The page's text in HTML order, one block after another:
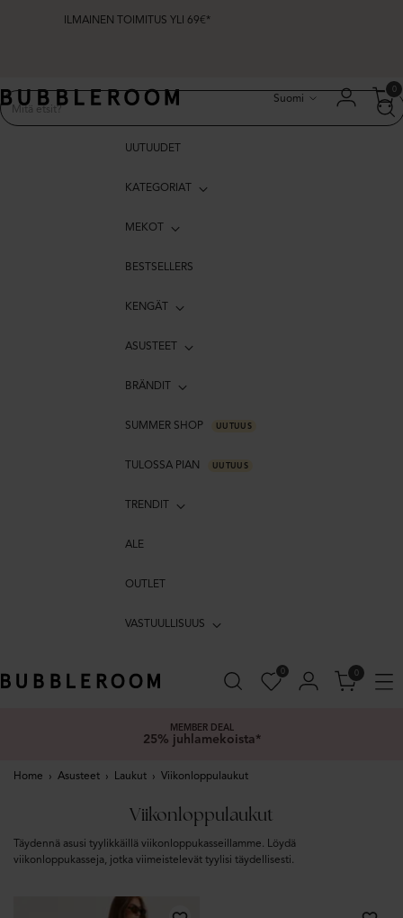
ILMAINEN TOIMITUS YLI 69€*
Suomi
0
UUTUUDET
KATEGORIAT
MEKOT
BESTSELLERS
KENGÄT
ASUSTEET
BRÄNDIT
SUMMER SHOP UUTUUS
TULOSSA PIAN UUTUUS
TRENDIT
ALE
OUTLET
VASTUULLISUUS
0 0
MEMBER DEAL
25% juhlamekoista*
Home › Asusteet › Laukut › Viikonloppulaukut
Viikonloppulaukut
Täydennä asusi tyylikkäillä viikonloppukasseillamme. Löydä
viikonloppukasseja, jotka viimeistelevät tyylisi täydellisesti.